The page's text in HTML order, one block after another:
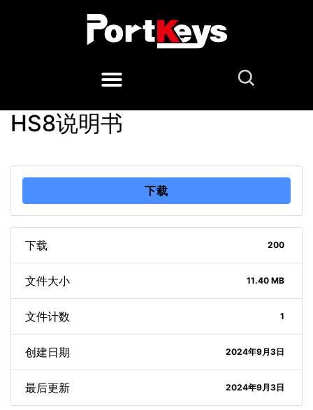
HS8说明书
下载
下载 200
文件大小 11.40 MB
文件计数 1
创建日期 2024年9月3日
最后更新 2024年9月3日